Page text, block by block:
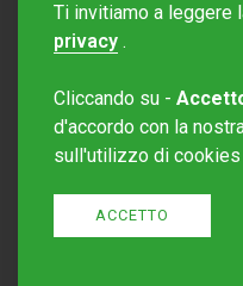
Editore
Sito
Ti invitiamo a leggere
privacy .
Cliccando su -
d'accordo con la
sull'utilizzo di cookies
ACCETTO